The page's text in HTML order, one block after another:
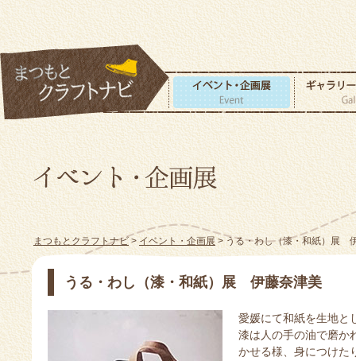
まつもとクラフトナビ>イベント・企画展> うる・わし（漆・和紙）展
うる・わし（漆・和紙）展 伊藤奈津美
愛媛にて和紙を生地と
漆は人の手の油で磨か
かせる様、身につけた